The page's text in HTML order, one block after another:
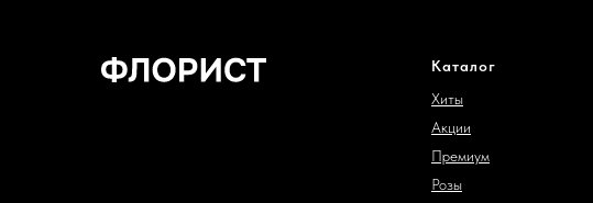
Каталог
Хиты
Акции
Премиум
Розы